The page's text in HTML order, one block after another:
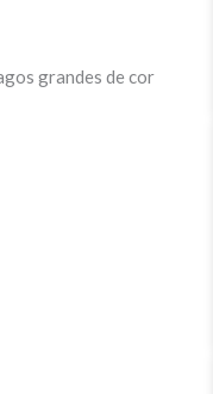
grandes de cor